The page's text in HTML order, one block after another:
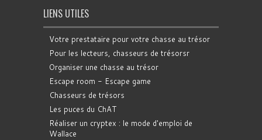
LIENS UTILES
Votre prestataire pour votre chasse au trésor
Pour les lecteurs, chasseurs de trésorsr
Organiser une chasse au trésor
Escape room - Escape game
Chasseurs de trésors
Les puces du ChAT
Réaliser un cryptex : le mode d'emploi de
Wallace